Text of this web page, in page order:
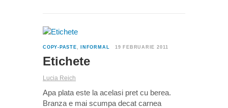
COPY-PASTE INFORMAL 19 FEBRUARIE 2011
Etichete
Lucia Reich
Apa plata este la acelasi pret cu berea.
Branza e mai scumpa decat carnea